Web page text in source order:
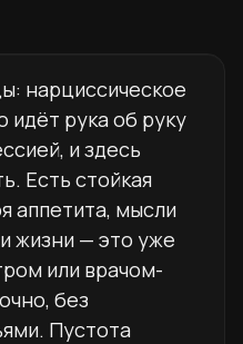
нарциссическое
идёт рука об руку
и здесь
Есть стойкая
аппетита, мысли
жизни — это уже
или врачом-
без
Пустота